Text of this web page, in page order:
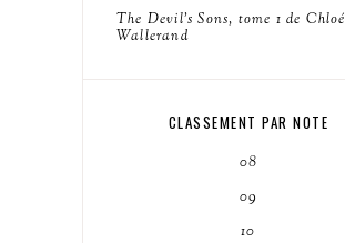
The Devil's Sons, tome 1 de Chloé
Wallerand
CLASSEMENT PAR NOTE
08
09
10